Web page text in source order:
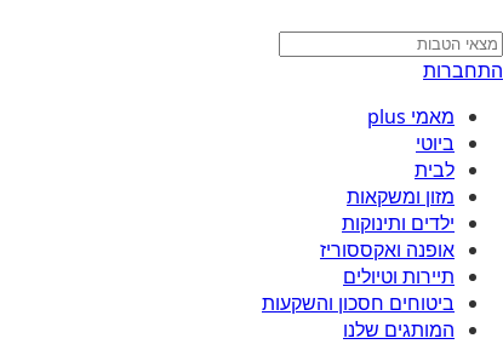
התחברות
מאמי plus
ביוטי
לבית
מזון ומשקאות
ילדים ותינוקות
אופנה ואקססוריז
תיירות וטיולים
ביטוחים חסכון והשקעות
המותגים שלנו